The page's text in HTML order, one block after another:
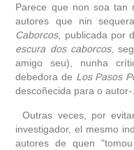
Parece que non soa tan
autores que nin
Caborcos, publicada por
escura dos caborcos,
amigo seu), nunha
debedora de Los Pasos
descoñecida para o autor-.
Outras veces, por
investigador, el mesmo
autores de quen